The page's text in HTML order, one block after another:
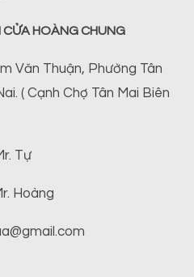
HOÀNG CHUNG
Văn Thuận, Phường Tân
( Cạnh Chợ Tân Mai Biên
Tự
Hoàng